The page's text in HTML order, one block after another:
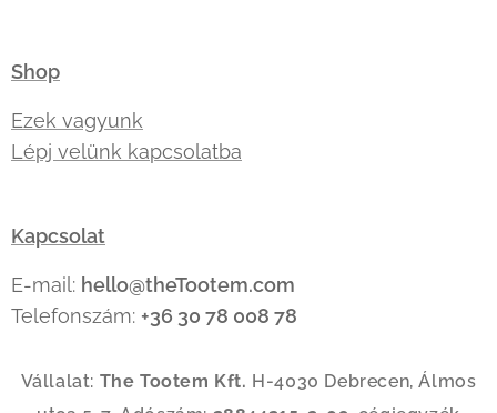
Shop
Ezek vagyunk
Lépj velünk kapcsolatba
Kapcsolat
E-mail: hello@theTootem.com
Telefonszám: +36 30 78 008 78
Vállalat: The Tootem Kft. H-4030 Debrecen, Álmos